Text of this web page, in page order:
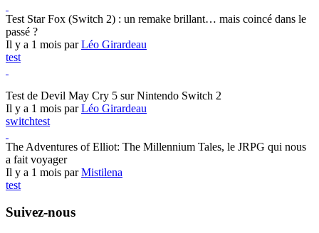
Test Star Fox (Switch 2) : un remake brillant… mais coincé dans le
passé ?
Il y a 1 mois parLéo Girardeau
test
Test de Devil May Cry 5 sur Nintendo Switch 2
Il y a 1 mois parLéo Girardeau
switchtest
The Adventures of Elliot: The Millennium Tales, le JRPG qui nous
a fait voyager
Il y a 1 mois parMistilena
test
Suivez-nous